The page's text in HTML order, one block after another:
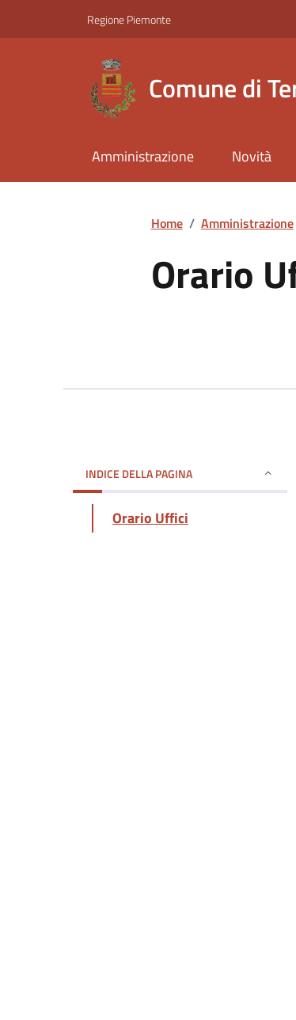
Regione Piemonte
Comune di
Amministrazione Novità
Home / Amministrazione
Orario
INDICE DELLA PAGINA
Orario Uffici